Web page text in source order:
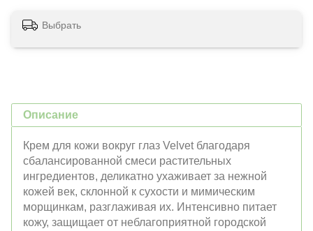
Выбрать
Описание
Крем для кожи вокруг глаз Velvet благодаря
сбалансированной смеси растительных
ингредиентов, деликатно ухаживает за нежной
кожей век, склонной к сухости и мимическим
морщинкам, разглаживая их. Интенсивно питает
кожу, защищает от неблагоприятной городской